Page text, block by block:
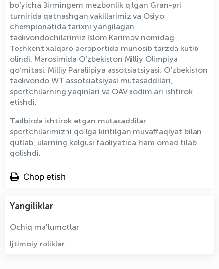
bo‘yicha Birmingem mezbonlik qilgan Gran-pri
turnirida qatnashgan vakillarimiz va Osiyo
chempionatida tarixni yangilagan
taekvondochilarimiz Islom Karimov nomidagi
Toshkent xalqaro aeroportida munosib tarzda kutib
olindi. Marosimida O‘zbekiston Milliy Olimpiya
qo‘mitasi, Milliy Paraliipiya assotsiatsiyasi, O‘zbekiston
taekvondo WT assotsiatsiyasi mutasaddilari,
sportchilarning yaqinlari va OAV xodimlari ishtirok
etishdi.
Tadbirda ishtirok etgan mutasaddilar
sportchilarimizni qo‘lga kiritilgan muvaffaqiyat bilan
qutlab, ularning kelgusi faoliyatida ham omad tilab
qolishdi.
Chop etish
Yangiliklar
Ochiq ma'lumotlar
Ijtimoiy roliklar